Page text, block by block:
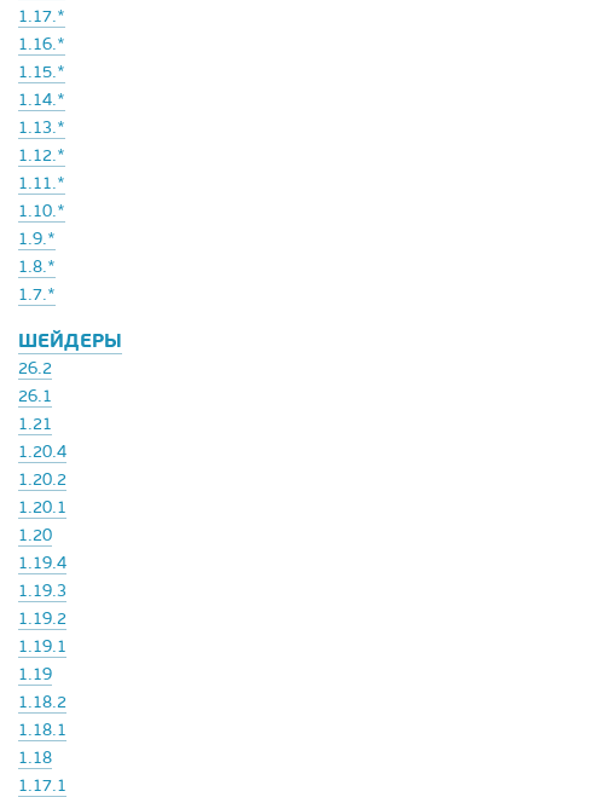
1.17.*
1.16.*
1.15.*
1.14.*
1.13.*
1.12.*
1.11.*
1.10.*
1.9.*
1.8.*
1.7.*
ШЕЙДЕРЫ
26.2
26.1
1.21
1.20.4
1.20.2
1.20.1
1.20
1.19.4
1.19.3
1.19.2
1.19.1
1.19
1.18.2
1.18.1
1.18
1.17.1